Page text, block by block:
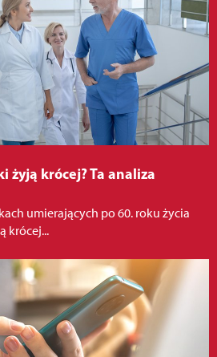
żyją krócej? Ta analiza
umierających po 60. roku życia
krócej...